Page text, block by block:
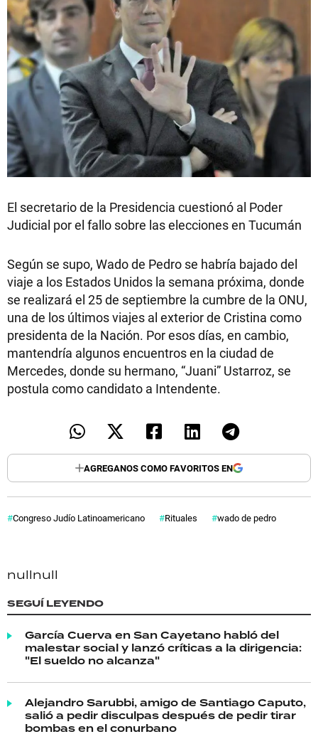
El secretario de la Presidencia cuestionó al Poder
Judicial por el fallo sobre las elecciones en Tucumán
Según se supo, Wado de Pedro se habría bajado del
viaje a los Estados Unidos la semana próxima, donde
se realizará el 25 de septiembre la cumbre de la ONU,
una de los últimos viajes al exterior de Cristina como
presidenta de la Nación. Por esos días, en cambio,
mantendría algunos encuentros en la ciudad de
Mercedes, donde su hermano, “Juani” Ustarroz, se
postula como candidato a Intendente.
AGREGANOS COMO FAVORITOS EN
Congreso Judío Latinoamericano Rituales wado de pedro
nullnull
SEGUÍ LEYENDO
García Cuerva en San Cayetano habló del
malestar social y lanzó críticas a la dirigencia:
"El sueldo no alcanza"
Alejandro Sarubbi, amigo de Santiago Caputo,
salió a pedir disculpas después de pedir tirar
bombas en el conurbano